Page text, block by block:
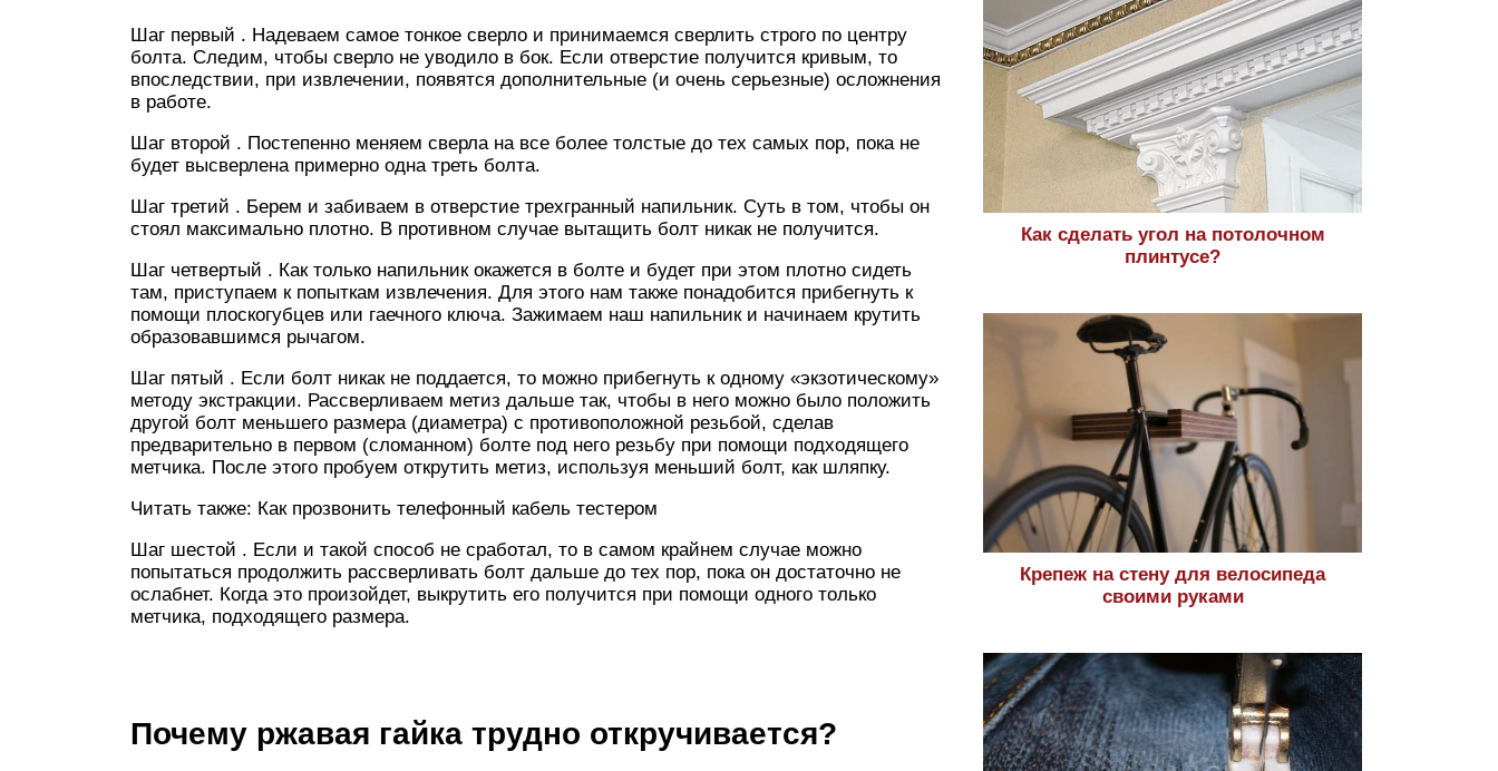
Шаг первый . Надеваем самое тонкое сверло и принимаемся сверлить строго по центру
болта. Следим, чтобы сверло не уводило в бок. Если отверстие получится кривым, то
впоследствии, при извлечении, появятся дополнительные (и очень серьезные) осложнения
в работе.
Шаг второй . Постепенно меняем сверла на все более толстые до тех самых пор, пока не
будет высверлена примерно одна треть болта.
Шаг третий . Берем и забиваем в отверстие трехгранный напильник. Суть в том, чтобы он
стоял максимально плотно. В противном случае вытащить болт никак не получится.
Шаг четвертый . Как только напильник окажется в болте и будет при этом плотно сидеть
там, приступаем к попыткам извлечения. Для этого нам также понадобится прибегнуть к
помощи плоскогубцев или гаечного ключа. Зажимаем наш напильник и начинаем крутить
образовавшимся рычагом.
Шаг пятый . Если болт никак не поддается, то можно прибегнуть к одному «экзотическому»
методу экстракции. Рассверливаем метиз дальше так, чтобы в него можно было положить
другой болт меньшего размера (диаметра) с противоположной резьбой, сделав
предварительно в первом (сломанном) болте под него резьбу при помощи подходящего
метчика. После этого пробуем открутить метиз, используя меньший болт, как шляпку.
Читать также: Как прозвонить телефонный кабель тестером
Шаг шестой . Если и такой способ не сработал, то в самом крайнем случае можно
попытаться продолжить рассверливать болт дальше до тех пор, пока он достаточно не
ослабнет. Когда это произойдет, выкрутить его получится при помощи одного только
метчика, подходящего размера.
Почему ржавая гайка трудно откручивается?
Как сделать угол на потолочном
плинтусе?
Крепеж на стену для велосипеда
своими руками